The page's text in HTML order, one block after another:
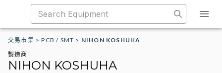
交易市集 >PCB / SMT > NIHON KOSHUHA
製造商
NIHON KOSHUHA